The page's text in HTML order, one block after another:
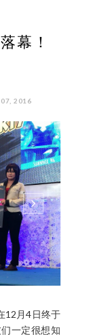
独立要求自
理轻便的家
多酸甜苦辣
妈咪都爱你